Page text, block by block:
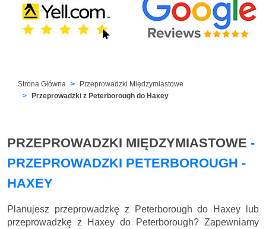
Strona Główna
Przeprowadzki Międzymiastowe
Przeprowadzki z Peterborough do Haxey
PRZEPROWADZKI MIĘDZYMIASTOWE -
PRZEPROWADZKI PETERBOROUGH -
HAXEY
Planujesz przeprowadzkę z Peterborough do Haxey lub
przeprowadzkę z Haxey do Peterborough? Zapewniamy